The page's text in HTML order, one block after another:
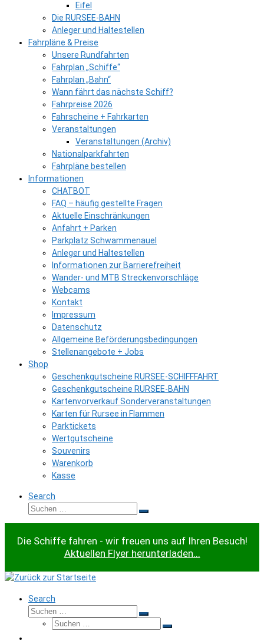
Eifel
Die RURSEE-BAHN
Anleger und Haltestellen
Fahrpläne & Preise
Unsere Rundfahrten
Fahrplan „Schiffe“
Fahrplan „Bahn“
Wann fährt das nächste Schiff?
Fahrpreise 2026
Fahrscheine + Fahrkarten
Veranstaltungen
Veranstaltungen (Archiv)
Nationalparkfahrten
Fahrpläne bestellen
Informationen
CHATBOT
FAQ – häufig gestellte Fragen
Aktuelle Einschränkungen
Anfahrt + Parken
Parkplatz Schwammenauel
Anleger und Haltestellen
Informationen zur Barrierefreiheit
Wander- und MTB Streckenvorschläge
Webcams
Kontakt
Impressum
Datenschutz
Allgemeine Beförderungsbedingungen
Stellenangebote + Jobs
Shop
Geschenkgutscheine RURSEE-SCHIFFFAHRT
Geschenkgutscheine RURSEE-BAHN
Kartenvorverkauf Sonderveranstaltungen
Karten für Rursee in Flammen
Parktickets
Wertgutscheine
Souvenirs
Warenkorb
Kasse
Search
Suche
Suchen …
Die Schiffe fahren - wir freuen uns auf Ihren Besuch!
Aktuellen Flyer herunterladen...
Search
Suche
Suchen …
Suche
Suchen …